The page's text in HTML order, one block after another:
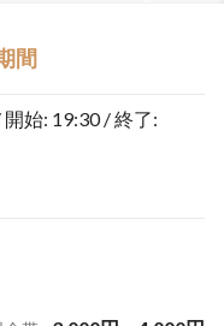
間
始: 19:30 / 終了: